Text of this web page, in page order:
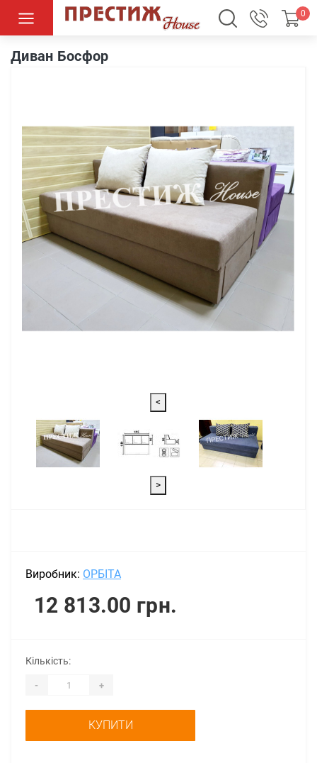
0
Диван Босфор
Диван Босфор
<
>
Виробник: ОРБІТА
12 813.00 грн.
Кількість:
- +
КУПИТИ